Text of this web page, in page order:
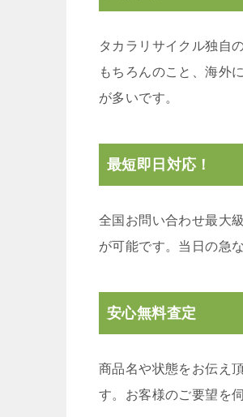
タカラリサイクル独自
もちろんのこと、海外
が多いです。
最短即日対応！
全国お問い合わせ最大
が可能です。当日の急
安心無料査定
商品名や状態をお伝え
す。お客様のご要望を